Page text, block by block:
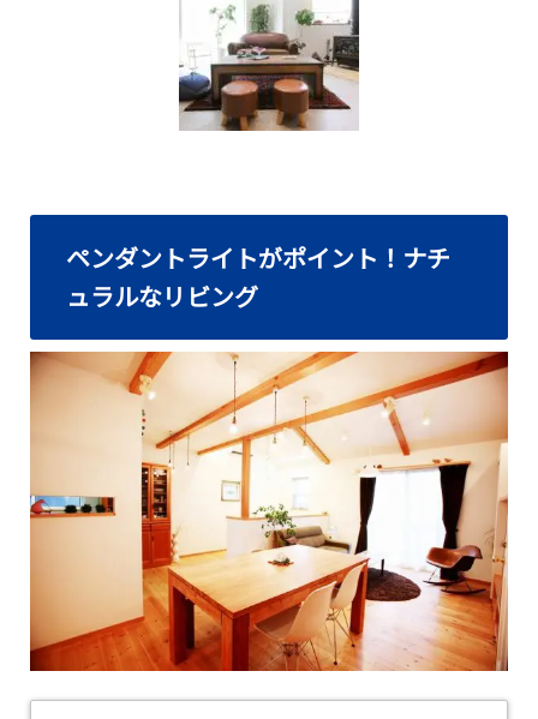
ペンダントライトがポイント！ナチ
ュラルなリビング